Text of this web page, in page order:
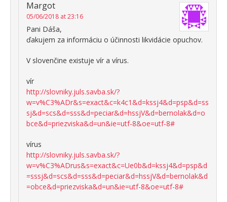
Margot
05/06/2018 at 23:16
Pani Dáša,
ďakujem za informáciu o účinnosti likvidácie opuchov.
V slovenčine existuje vír a vírus.
vír
http://slovniky.juls.savba.sk/?
w=v%C3%ADr&s=exact&c=k4c1&d=kssj4&d=psp&d=ss
sj&d=scs&d=sss&d=peciar&d=hssjV&d=bernolak&d=o
bce&d=priezviska&d=un&ie=utf-8&oe=utf-8#
vírus
http://slovniky.juls.savba.sk/?
w=v%C3%ADrus&s=exact&c=Ue0b&d=kssj4&d=psp&d
=sssj&d=scs&d=sss&d=peciar&d=hssjV&d=bernolak&d
=obce&d=priezviska&d=un&ie=utf-8&oe=utf-8#